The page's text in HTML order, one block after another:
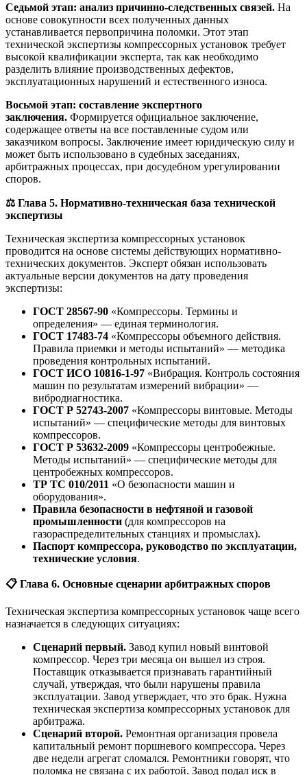
Седьмой этап: анализ причинно-следственных связей. На
основе совокупности всех полученных данных
устанавливается первопричина поломки. Этот этап
технической экспертизы компрессорных установок требует
высокой квалификации эксперта, так как необходимо
разделить влияние производственных дефектов,
эксплуатационных нарушений и естественного износа.
Восьмой этап: составление экспертного
заключения. Формируется официальное заключение,
содержащее ответы на все поставленные судом или
заказчиком вопросы. Заключение имеет юридическую силу и
может быть использовано в судебных заседаниях,
арбитражных процессах, при досудебном урегулировании
споров.
⚖️ Глава 5. Нормативно-техническая база технической
экспертизы
Техническая экспертиза компрессорных установок
проводится на основе системы действующих нормативно-
технических документов. Эксперт обязан использовать
актуальные версии документов на дату проведения
экспертизы:
ГОСТ 28567-90 «Компрессоры. Термины и
определения» — единая терминология.
ГОСТ 17483-74 «Компрессоры объемного действия.
Правила приемки и методы испытаний» — методика
проведения контрольных испытаний.
ГОСТ ИСО 10816-1-97 «Вибрация. Контроль состояния
машин по результатам измерений вибрации» —
вибродиагностика.
ГОСТ Р 52743-2007 «Компрессоры винтовые. Методы
испытаний» — специфические методы для винтовых
компрессоров.
ГОСТ Р 53632-2009 «Компрессоры центробежные.
Методы испытаний» — специфические методы для
центробежных компрессоров.
ТР ТС 010/2011 «О безопасности машин и
оборудования».
Правила безопасности в нефтяной и газовой
промышленности (для компрессоров на
газораспределительных станциях и промыслах).
Паспорт компрессора, руководство по эксплуатации,
технические условия.
📋 Глава 6. Основные сценарии арбитражных споров
Техническая экспертиза компрессорных установок чаще всего
назначается в следующих ситуациях:
Сценарий первый. Завод купил новый винтовой
компрессор. Через три месяца он вышел из строя.
Поставщик отказывается признавать гарантийный
случай, утверждая, что были нарушены правила
эксплуатации. Завод утверждает, что это брак. Нужна
техническая экспертиза компрессорных установок для
арбитража.
Сценарий второй. Ремонтная организация провела
капитальный ремонт поршневого компрессора. Через
две недели агрегат сломался. Ремонтники говорят, что
поломка не связана с их работой. Завод подал иск в